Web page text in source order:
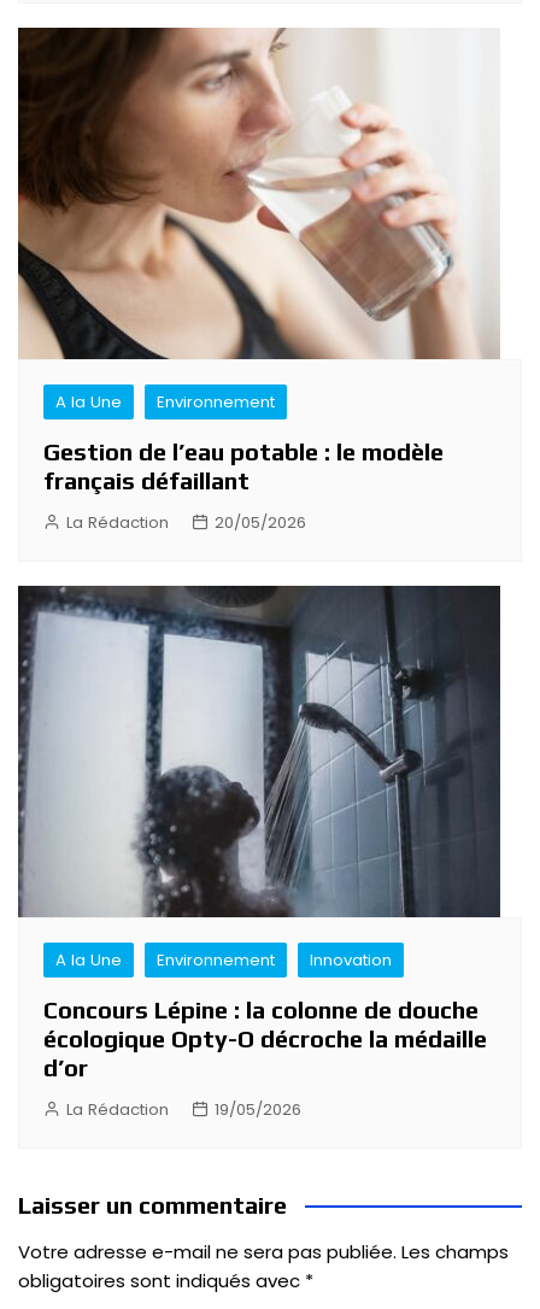
A la Une Environnement
Gestion de l’eau potable : le modèle
français défaillant
La Rédaction 20/05/2026
A la Une Environnement Innovation
Concours Lépine : la colonne de douche
écologique Opty-O décroche la médaille
d’or
La Rédaction 19/05/2026
Laisser un commentaire
Votre adresse e-mail ne sera pas publiée. Les champs
obligatoires sont indiqués avec *